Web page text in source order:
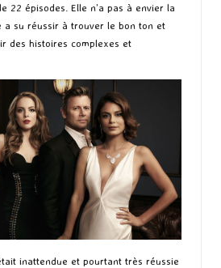
22 épisodes. Elle n’a pas à envier la
a su réussir à trouver le bon ton et
des histoires complexes et
inattendue et pourtant très réussie